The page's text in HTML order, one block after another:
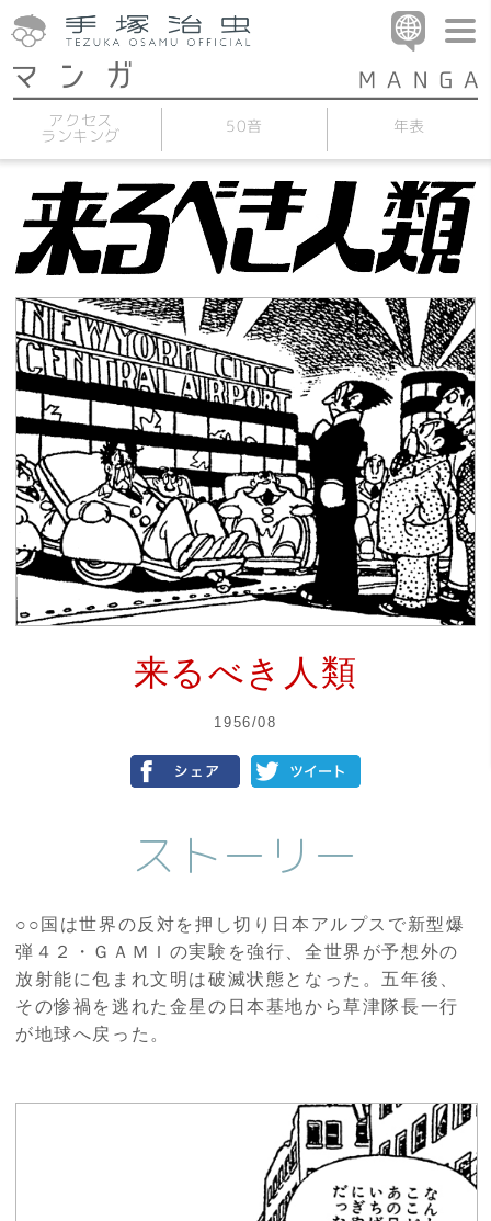
アクセス
ランキング 50音 年表
来るべき人類
1956/08
ストーリー
○○国は世界の反対を押し切り日本アルプスで新型爆
弾４２・ＧＡＭＩの実験を強行、全世界が予想外の
放射能に包まれ文明は破滅状態となった。五年後、
その惨禍を逃れた金星の日本基地から草津隊長一行
が地球へ戻った。